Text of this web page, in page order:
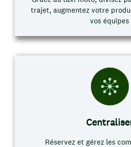
trajet, augmentez votre
vos équipes
Réservez et gérez les